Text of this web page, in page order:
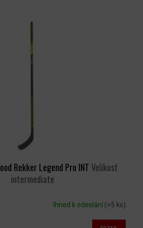
Rekker Legend Pro INT Velikost
intermediate
Ihned k odeslání (>5 ks)